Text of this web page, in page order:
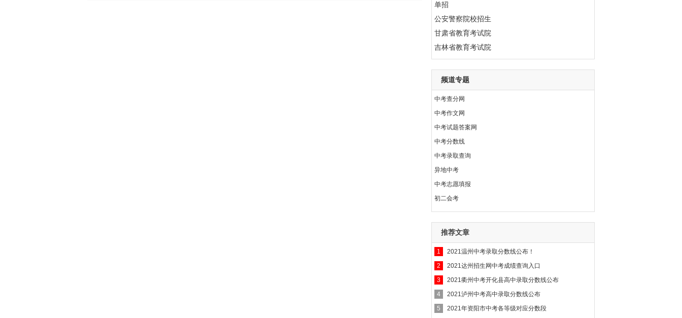
单招
公安警察院校招生
甘肃省教育考试院
吉林省教育考试院
频道专题
中考查分网
中考作文网
中考试题答案网
中考分数线
中考录取查询
异地中考
中考志愿填报
初二会考
推荐文章
1
2021温州中考录取分数线公布！
2
2021达州招生网中考成绩查询入口
3
2021衢州中考开化县高中录取分数线公布
4
2021泸州中考高中录取分数线公布
5
2021年资阳市中考各等级对应分数段